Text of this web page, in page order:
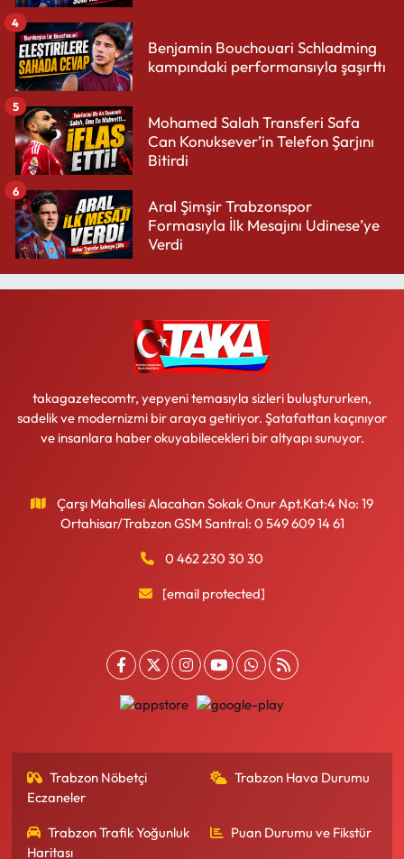
Benjamin Bouchouari Schladming
kampındaki performansıyla şaşırttı
4
Mohamed Salah Transferi Safa
Can Konuksever’in Telefon Şarjını
Bitirdi
5
Aral Şimşir Trabzonspor
Formasıyla İlk Mesajını Udinese’ye
Verdi
6
takagazetecomtr, yepyeni temasıyla sizleri buluştururken,
sadelik ve modernizmi bir araya getiriyor. Şatafattan kaçınıyor
ve insanlara haber okuyabilecekleri bir altyapı sunuyor.
Çarşı Mahallesi Alacahan Sokak Onur Apt.Kat:4 No: 19
Ortahisar/Trabzon GSM Santral: 0 549 609 14 61
0 462 230 30 30
[email protected]
Trabzon Nöbetçi
Eczaneler
Trabzon Hava Durumu
Trabzon Trafik Yoğunluk
Haritası
Puan Durumu ve Fikstür